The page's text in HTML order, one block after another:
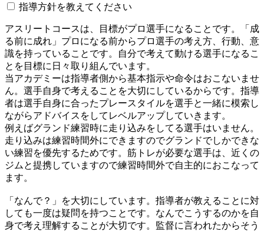
指導方針を教えてください
アスリートコースは、目標がプロ選手になることです。「成
る前に成れ」プロになる前からプロ選手の考え方、行動、意
識を持っていることです。自分で考えて動ける選手になるこ
とを目標に日々取り組んでいます。
当アカデミーは指導者側から基本指示や命令はおこないませ
ん。選手自身で考えることを大切にしているからです。指導
者は選手自身に合ったプレースタイルを選手と一緒に模索し
ながらアドバイスをしてレベルアップしていきます。
例えばグランド練習時に走り込みをしてる選手はいません。
走り込みは練習時間外にできますのでグランドでしかできな
い練習を優先するためです。筋トレが必要な選手は、近くの
ジムと提携していますので練習時間外で自主的におこなって
ます。
「なんで？」を大切にしています。指導者が教えることに対
しても一度は疑問を持つことです。なんでこうするのかを自
身で考え理解することが大切です。監督に言われたからそう